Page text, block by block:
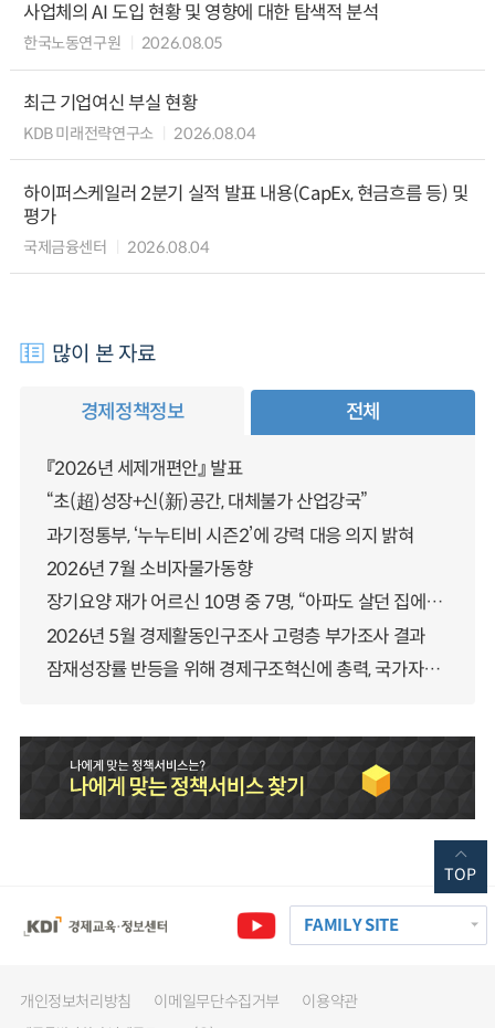
사업체의 AI 도입 현황 및 영향에 대한 탐색적 분석
한국노동연구원 2026.08.05
최근 기업여신 부실 현황
KDB 미래전략연구소 2026.08.04
하이퍼스케일러 2분기 실적 발표 내용(CapEx, 현금흐름 등) 및
평가
국제금융센터 2026.08.04
많이 본 자료
경제정책정보 전체
『2026년 세제개편안』 발표
“초(超)성장+신(新)공간, 대체불가 산업강국”
과기정통부, ‘누누티비 시즌2’에 강력 대응 의지 밝혀
2026년 7월 소비자물가동향
장기요양 재가 어르신 10명 중 7명, “아파도 살던 집에서 살겠다” 「2025년 장기요양실태조사」 결과 발표
2026년 5월 경제활동인구조사 고령층 부가조사 결과
잠재성장률 반등을 위해 경제구조혁신에 총력, 국가자산 관리체계 대전환
FAMILY SITE
개인정보처리방침 이메일무단수집거부 이용약관
TOP